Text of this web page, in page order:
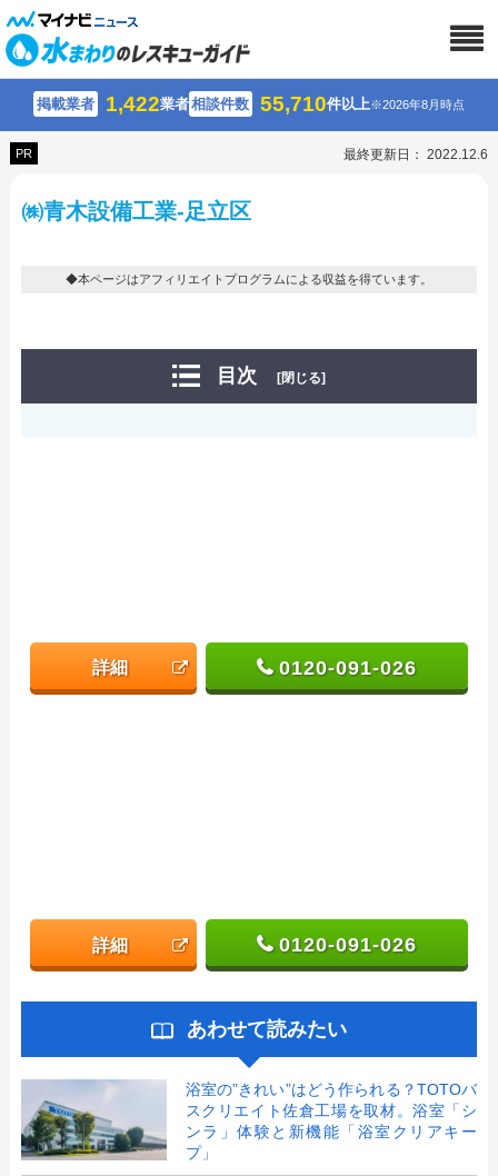
掲載業者 1,422業者相談件数 55,710件以上※2026年8月時点
PR 最終更新日： 2022.12.6
㈱青木設備工業-足立区
◆本ページはアフィリエイトプログラムによる収益を得ています。
目次 [閉じる]
詳細 0120-091-026
詳細 0120-091-026
あわせて読みたい
浴室の”きれい”はどう作られる？TOTOバ
スクリエイト佐倉工場を取材。浴室「シ
ンラ」体験と新機能「浴室クリアキー
プ」